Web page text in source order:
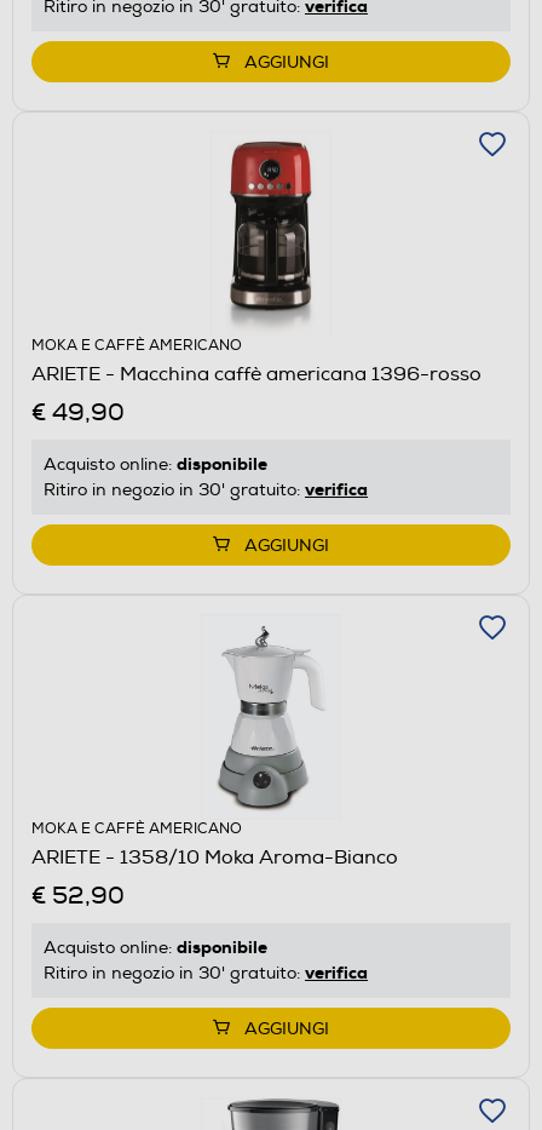
Ritiro in negozio in 30' gratuito: verifica
AGGIUNGI
MOKA E CAFFÈ AMERICANO
ARIETE - Macchina caffè americana 1396-rosso
€ 49,90
Acquisto online: disponibile
Ritiro in negozio in 30' gratuito: verifica
AGGIUNGI
MOKA E CAFFÈ AMERICANO
ARIETE - 1358/10 Moka Aroma-Bianco
€ 52,90
Acquisto online: disponibile
Ritiro in negozio in 30' gratuito: verifica
AGGIUNGI